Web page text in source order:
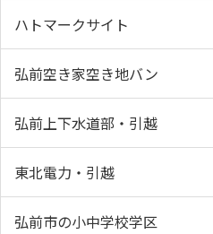
ハトマークサイト
弘前空き家空き地バン
弘前上下水道部・引越
東北電力・引越
弘前市の小中学校学区